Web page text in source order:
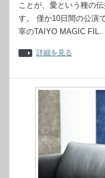
ことが、愛という種の
す。 僅か10日間の公演
宰のTAIYO MAGIC
詳細を見る